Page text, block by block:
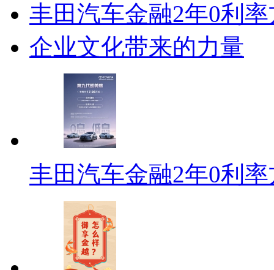
丰田汽车金融2年0利
企业文化带来的力量
丰田汽车金融2年0利